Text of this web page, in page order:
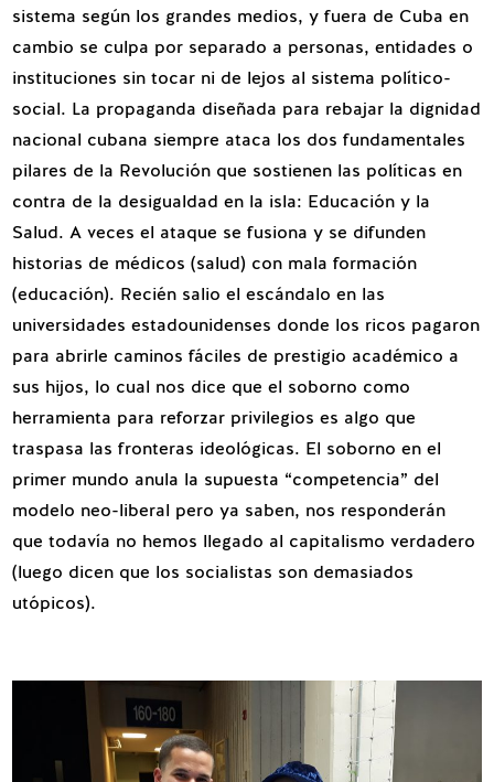
sistema según los grandes medios, y fuera de Cuba en
cambio se culpa por separado a personas, entidades o
instituciones sin tocar ni de lejos al sistema político-
social. La propaganda diseñada para rebajar la dignidad
nacional cubana siempre ataca los dos fundamentales
pilares de la Revolución que sostienen las políticas en
contra de la desigualdad en la isla: Educación y la
Salud. A veces el ataque se fusiona y se difunden
historias de médicos (salud) con mala formación
(educación). Recién salio el escándalo en las
universidades estadounidenses donde los ricos pagaron
para abrirle caminos fáciles de prestigio académico a
sus hijos, lo cual nos dice que el soborno como
herramienta para reforzar privilegios es algo que
traspasa las fronteras ideológicas. El soborno en el
primer mundo anula la supuesta “competencia” del
modelo neo-liberal pero ya saben, nos responderán
que todavía no hemos llegado al capitalismo verdadero
(luego dicen que los socialistas son demasiados
utópicos).